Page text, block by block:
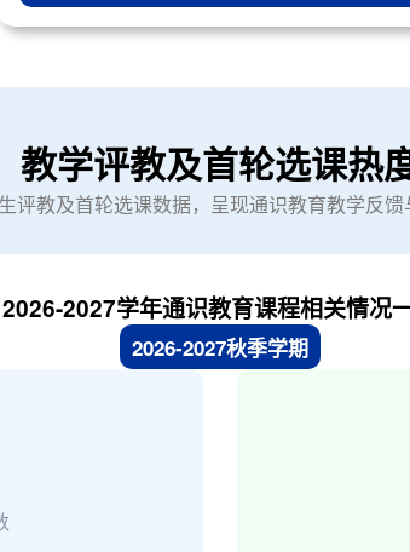
教学评教及首轮选课热
评教及首轮选课数据，呈现通识教育教学反馈
2026-2027学年通识教育课程相关情况
2026-2027秋季学期